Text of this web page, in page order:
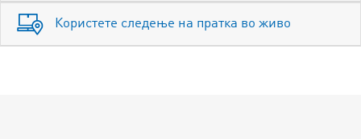
Користете следење на пратка во живо